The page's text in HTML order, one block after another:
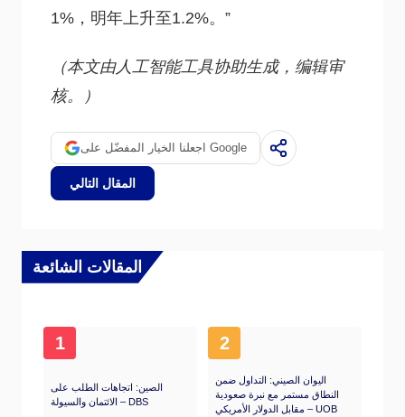
1%，明年上升至1.2%。”
（本文由人工智能工具协助生成，编辑审
核。）
اجعلنا الخيار المفضّل على Google
المقال التالي
المقالات الشائعة
1
الصين: اتجاهات الطلب على
الائتمان والسيولة – DBS
2
اليوان الصيني: التداول ضمن
النطاق مستمر مع نبرة صعودية
مقابل الدولار الأمريكي – UOB